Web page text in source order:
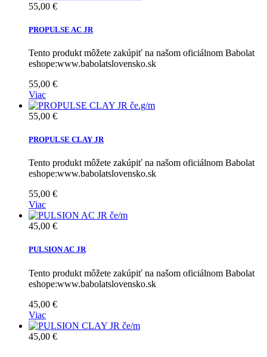
55,00 €
PROPULSE AC JR
Tento produkt môžete zakúpiť na našom oficiálnom Babolat
eshope:www.babolatslovensko.sk
55,00 €
Viac
55,00 €
PROPULSE CLAY JR
Tento produkt môžete zakúpiť na našom oficiálnom Babolat
eshope:www.babolatslovensko.sk
55,00 €
Viac
45,00 €
PULSION AC JR
Tento produkt môžete zakúpiť na našom oficiálnom Babolat
eshope:www.babolatslovensko.sk
45,00 €
Viac
45,00 €